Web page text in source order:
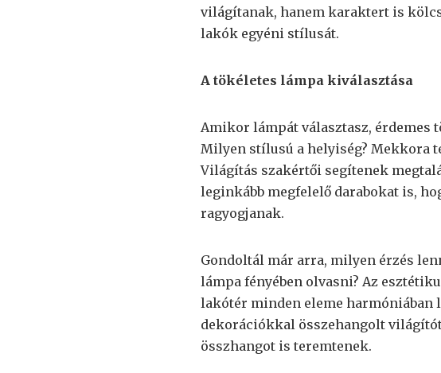
világítanak, hanem karaktert is
lakók egyéni stílusát.
A tökéletes lámpa kiválasztása
Amikor lámpát választasz, érdemes
Milyen stílusú a helyiség? Mekkora
Világítás szakértői segítenek
leginkább megfelelő darabokat is,
ragyogjanak.
Gondoltál már arra, milyen érzés
lámpa fényében olvasni? Az
lakótér minden eleme harmóniában
dekorációkkal összehangolt
összhangot is teremtenek.